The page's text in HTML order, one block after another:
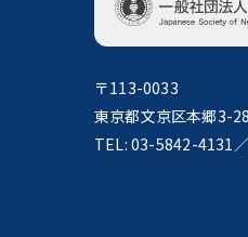
〒113-0033
東京都文京区本郷3-
TEL: 03-5842-4131